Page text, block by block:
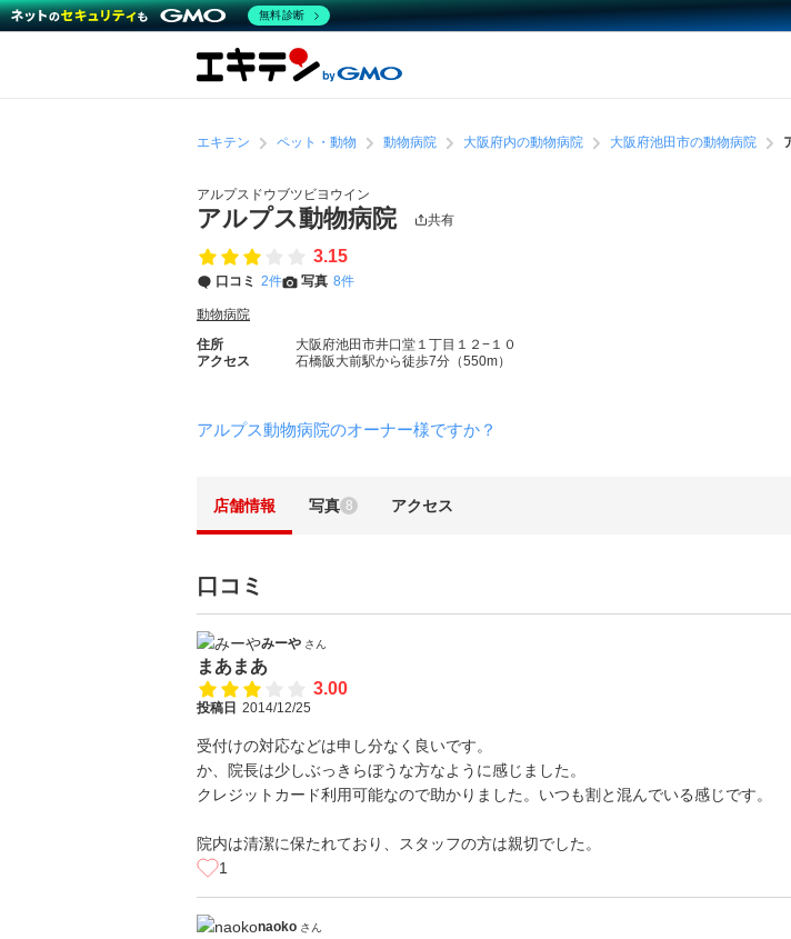
エキテン ペット・動物 動物病院 大阪府内の動物病院 大阪府池田市の動物病院
アルプスドウブツビヨウイン
アルプス動物病院 共有
3.15
口コミ 2件 写真 8件
動物病院
住所
大阪府池田市井口堂１丁目１２−１０
アクセス
石橋阪大前駅から徒歩7分（550m）
アルプス動物病院のオーナー様ですか？
店舗情報 写真 8 アクセス
口コミ
みーや さん
まあまあ
3.00
投稿日 2014/12/25
受付けの対応などは申し分なく良いです。
か、院長は少しぶっきらぼうな方なように感じました。
クレジットカード利用可能なので助かりました。いつも割と混んでいる感じです。
院内は清潔に保たれており、スタッフの方は親切でした。
1
naoko さん
無料診断